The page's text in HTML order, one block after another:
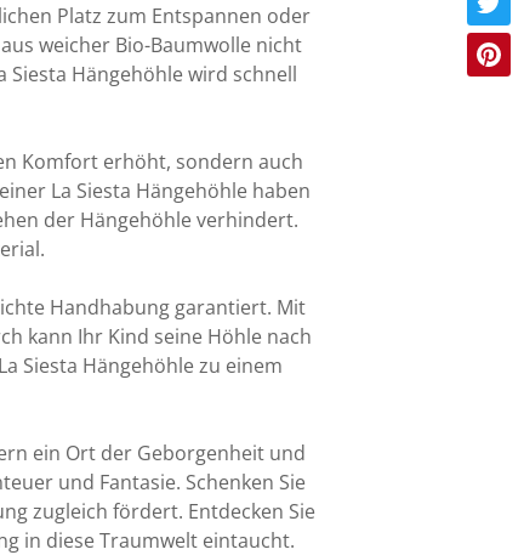
Platz zum Entspannen oder
weicher Bio-Baumwolle nicht
Hängehöhle wird schnell
Komfort erhöht, sondern auch
La Siesta Hängehöhle haben
der Hängehöhle verhindert.
Handhabung garantiert. Mit
kann Ihr Kind seine Höhle nach
Siesta Hängehöhle zu einem
ein Ort der Geborgenheit und
und Fantasie. Schenken Sie
zugleich fördert. Entdecken Sie
in diese Traumwelt eintaucht.